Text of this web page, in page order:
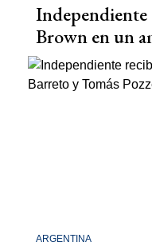
Brown en un
ARGENTINA